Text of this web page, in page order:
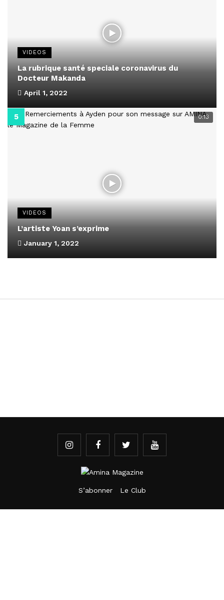
VIDEOS
La rubrique santé speciale coronavirus du
Docteur Makanda
April 1, 2022
0:13
VIDEOS
L’artiste Yoan s’exprime
January 1, 2022
S’abonner Le Club